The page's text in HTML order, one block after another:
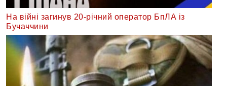
На війні загинув 20-річний оператор БпЛА із
Бучаччини